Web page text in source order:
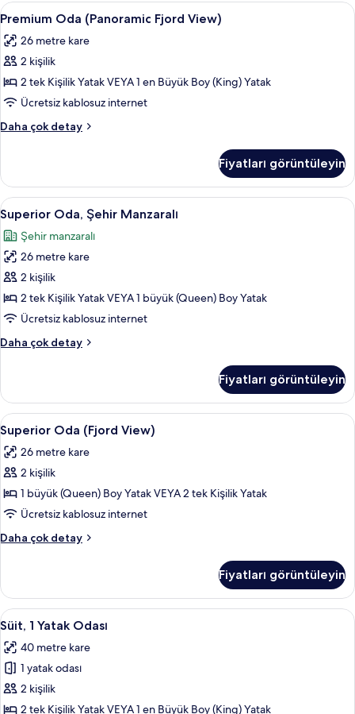
daha
detay
Premium
Oda
(Panoramic
Fjord
View)
için
tüm
fotoğrafları
Anti alerjik yatak takımı, minibar,
6
Premium Oda (Panoramic Fjord View)
26 metre kare
2 kişilik
2 tek Kişilik Yatak VEYA 1 en Büyük Boy (King) Yatak
Ücretsiz kablosuz internet
Daha çok detay
Premium
View)
hakkında
daha
fazla
detay
Fiyatları görüntüleyin
Superior
Oda,
Şehir
Manzaralı
için
tüm
fotoğrafları
Anti alerjik yatak takımı, minibar,
9
Superior Oda, Şehir Manzaralı
Şehir manzaralı
26 metre kare
2 kişilik
2 tek Kişilik Yatak VEYA 1 büyük (Queen) Boy Yatak
Ücretsiz kablosuz internet
Daha çok detay
Superior
hakkında
daha
fazla
detay
Fiyatları görüntüleyin
Superior
Oda
(Fjord
View)
için
tüm
fotoğrafları
görün
Anti alerjik yatak takımı, minibar,
9
Superior Oda (Fjord View)
26 metre kare
2 kişilik
1 büyük (Queen) Boy Yatak VEYA 2 tek Kişilik Yatak
Ücretsiz kablosuz internet
Daha çok detay
Superior
hakkında
daha
fazla
Fiyatları görüntüleyin
Süit,
1
Yatak
Odası
için
tüm
5
Süit, 1 Yatak Odası
40 metre kare
1 yatak odası
2 kişilik
2 tek Kişilik Yatak VEYA 1 en Büyük Boy (King) Yatak